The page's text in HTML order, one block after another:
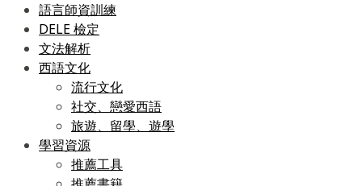
語言師資訓練
DELE 檢定
文法解析
西語文化
流行文化
社交、戀愛西語
旅遊、留學、遊學
學習資源
推薦工具